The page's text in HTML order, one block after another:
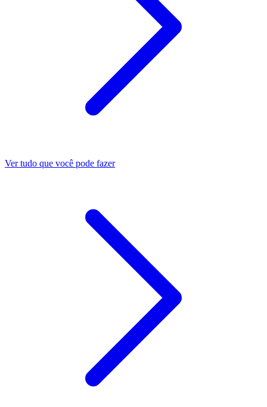
Ver tudo que você pode fazer